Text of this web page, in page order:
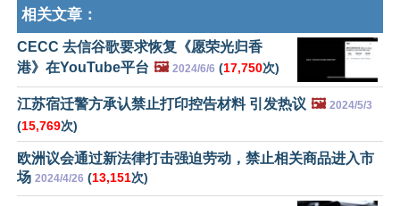
相关文章：
CECC 去信谷歌要求恢复《愿荣光归香
港》在YouTube平台 🖼️ 2024/6/6 (17,750次)
江苏宿迁警方承认禁止打印控告材料 引发热议 🖼️ 2024/5/3
(15,769次)
欧洲议会通过新法律打击强迫劳动，禁止相关商品进入市
场 2024/4/26 (13,151次)